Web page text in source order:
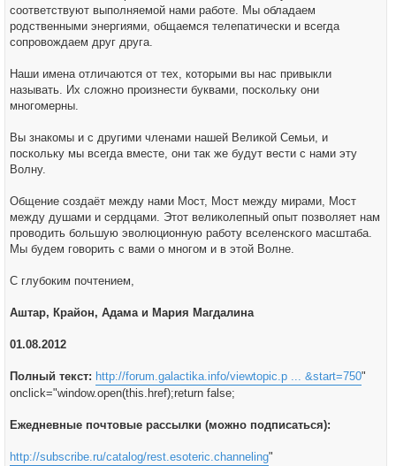
соответствуют выполняемой нами работе. Мы обладаем
родственными энергиями, общаемся телепатически и всегда
сопровождаем друг друга.
Наши имена отличаются от тех, которыми вы нас привыкли
называть. Их сложно произнести буквами, поскольку они
многомерны.
Вы знакомы и с другими членами нашей Великой Семьи, и
поскольку мы всегда вместе, они так же будут вести с нами эту
Волну.
Общение создаёт между нами Мост, Мост между мирами, Мост
между душами и сердцами. Этот великолепный опыт позволяет нам
проводить большую эволюционную работу вселенского масштаба.
Мы будем говорить с вами о многом и в этой Волне.
С глубоким почтением,
Аштар, Крайон, Адама и Мария Магдалина
01.08.2012
Полный текст: http://forum.galactika.info/viewtopic.p ... &start=750"
onclick="window.open(this.href);return false;
Ежедневные почтовые рассылки (можно подписаться):
http://subscribe.ru/catalog/rest.esoteric.channeling"